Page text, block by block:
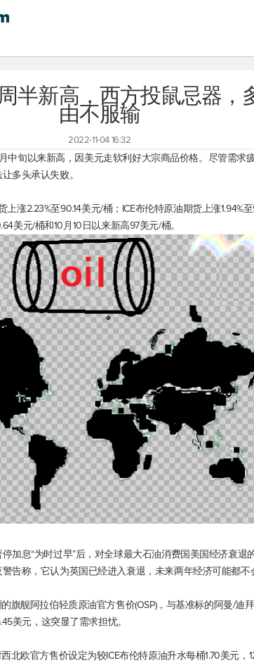
半新高，西方投鼠忌器，
由不服输
2022-11-04 16:32
中旬以来新高，因美元走软利好大宗商品价格。尽管需求
多头承认失败。
上涨2.23%至90.14美元/桶；ICE布伦特原油期货上涨1.94%
美元/桶和10月10日以来新高97美元/桶。
加息“为时过早”后，对全球最大石油消费国美国经济衰退
告称，它认为英国已经进入衰退，未来两年经济可能都不
旗舰阿拉伯轻质原油官方售价(OSP)，与基准标的阿曼/迪
美元，这突显了需求担忧。
北欧官方售价设定为较ICE布伦特原油升水每桶1.70美元，